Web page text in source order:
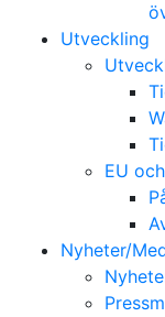
Utveckling
EU
Nyheter/